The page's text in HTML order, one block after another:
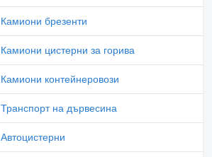
Камиони брезенти
Камиони цистерни за горива
Камиони контейнеровози
Транспорт на дървесина
Автоцистерни